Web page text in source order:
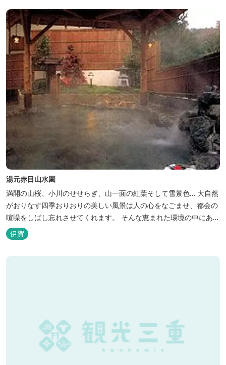
がります！ ★日帰りBBQや大人数での研修も...
湯元赤目山水園
満開の山桜、小川のせせらぎ、山一面の紅葉そして雪景色… 大自然
がおりなす四季おりおりの美しい風景は人の心をなごませ、都会の
喧噪をしばし忘れさせてくれます。 そんな恵まれた環境の中にあ
る、純和風造りの閑静なたたずまい …それが赤目山水園です。 ま
た、赤目山水園の園内からこんこんと湧き出る天然温泉「赤目温泉
山の湯」は、肌にやさしい美人と健康の湯として大勢のお客様に喜
伊賀